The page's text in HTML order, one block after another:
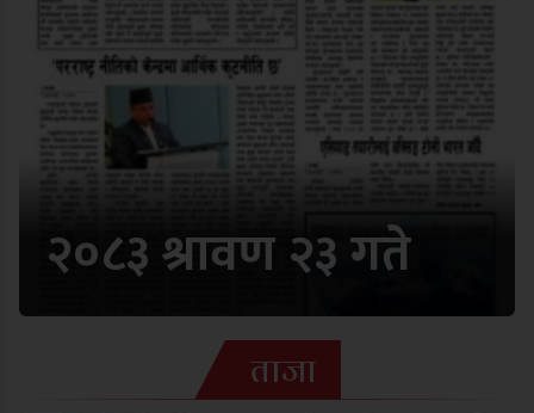
२०८३ श्रावण २३ गते
ताजा